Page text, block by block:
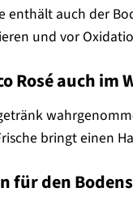
enthält auch der
und vor
Rosé auch im
bringt einen
den